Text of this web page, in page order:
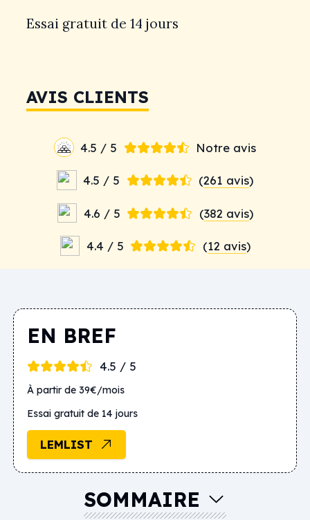
AVIS CLIENTS
Essai gratuit de 14 jours
4.5 / 5 Notre avis
4.5 / 5 (261 avis)
4.6 / 5 (382 avis)
4.4 / 5 (12 avis)
EN BREF
4.5 / 5
À partir de 39€/mois
Essai gratuit de 14 jours
LEMLIST
SOMMAIRE